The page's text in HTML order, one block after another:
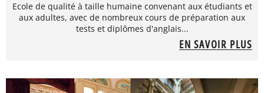
Ecole de qualité à taille humaine convenant aux étudiants et
aux adultes, avec de nombreux cours de préparation aux
tests et diplômes d'anglais...
EN SAVOIR PLUS